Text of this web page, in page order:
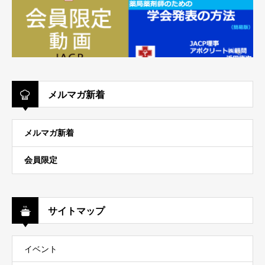
メルマガ新着
メルマガ新着
会員限定
サイトマップ
イベント